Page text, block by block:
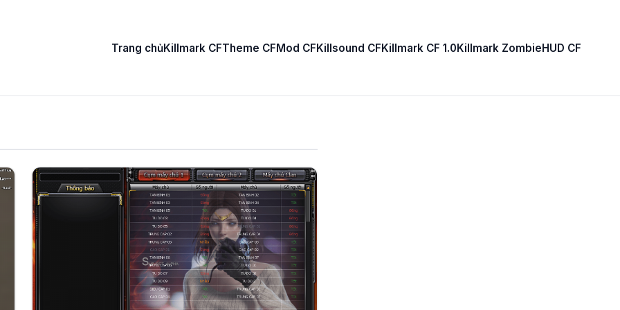
Trang chủKillmark CFTheme CFMod CFKillsound CFKillmark CF 1.0Killmark ZombieHUD CF